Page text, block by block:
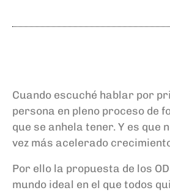
Cuando escuché hablar por
persona en pleno proceso de
que se anhela tener. Y es
vez más acelerado
Por ello la propuesta de los
mundo ideal en el que todos